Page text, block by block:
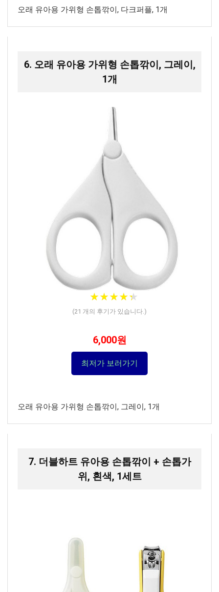
오래 유아용 가위형 손톱깎이, 다크퍼플, 1개
6. 오래 유아용 가위형 손톱깎이, 그레이,
1개
★★★★★
★★★★★
(21 개의 후기가 있습니다.)
6,000원
최저가 보러가기
오래 유아용 가위형 손톱깎이, 그레이, 1개
7. 더블하트 유아용 손톱깎이 + 손톱가
위, 흰색, 1세트